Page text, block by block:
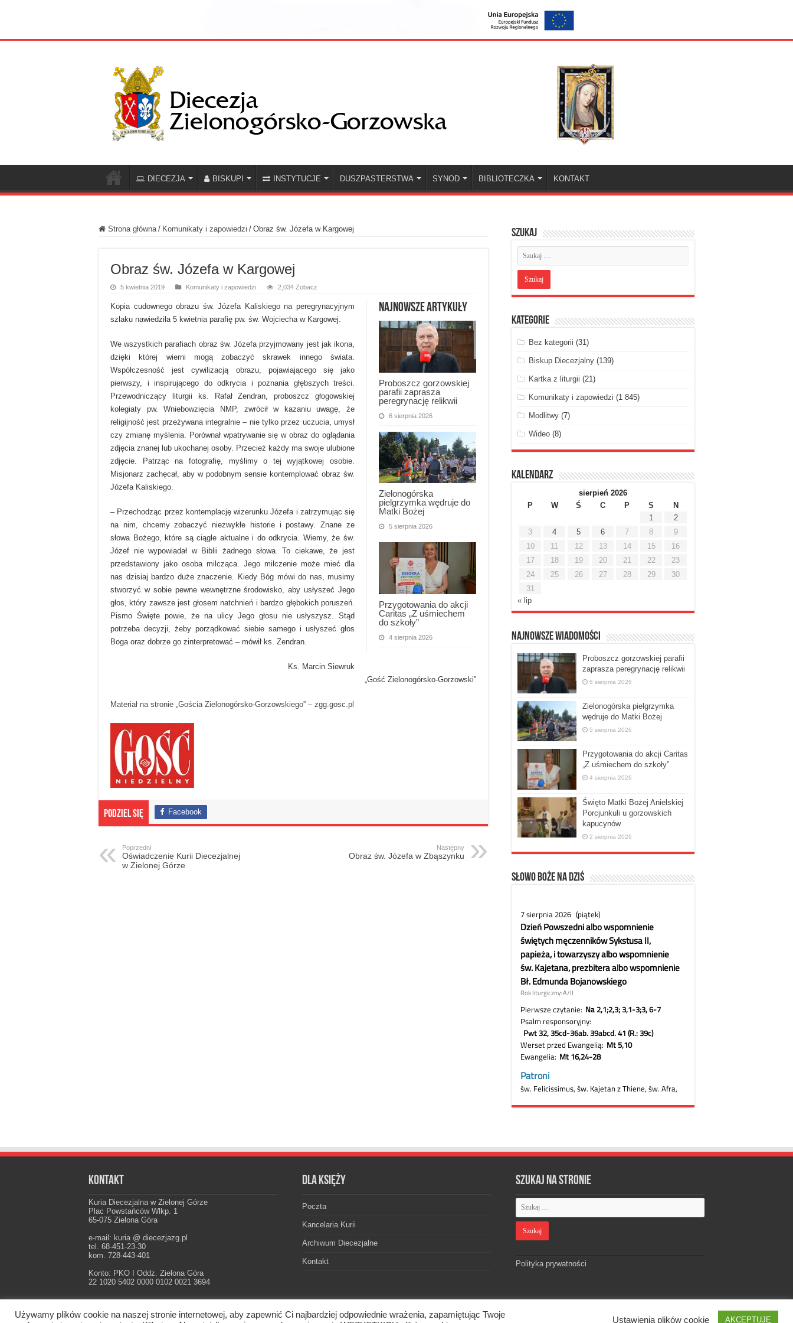
DIECEZJA BISKUPI INSTYTUCJE DUSZPASTERSTWA SYNOD BIBLIOTECZKA KONTAKT
Strona główna / Komunikaty i zapowiedzi / Obraz św. Józefa w Kargowej
Obraz św. Józefa w Kargowej
5 kwietnia 2019 Komunikaty i zapowiedzi 2,034 Zobacz
Najnowsze artykuły
Proboszcz gorzowskiej
parafii zaprasza
peregrynację relikwii
6 sierpnia 2026
Zielonogórska
pielgrzymka wędruje do
Matki Bożej
5 sierpnia 2026
Przygotowania do akcji
Caritas „Z uśmiechem
do szkoły”
4 sierpnia 2026
Kopia cudownego obrazu św. Józefa Kaliskiego na peregrynacyjnym
szlaku nawiedziła 5 kwietnia parafię pw. św. Wojciecha w Kargowej.
We wszystkich parafiach obraz św. Józefa przyjmowany jest jak ikona,
dzięki której wierni mogą zobaczyć skrawek innego świata.
Współczesność jest cywilizacją obrazu, pojawiającego się jako
pierwszy, i inspirującego do odkrycia i poznania głębszych treści.
Przewodniczący liturgii ks. Rafał Zendran, proboszcz głogowskiej
kolegiaty pw. Wniebowzięcia NMP, zwrócił w kazaniu uwagę, że
religijność jest przeżywana integralnie – nie tylko przez uczucia, umysł
czy zmianę myślenia. Porównał wpatrywanie się w obraz do oglądania
zdjęcia znanej lub ukochanej osoby. Przecież każdy ma swoje ulubione
zdjęcie. Patrząc na fotografię, myślimy o tej wyjątkowej osobie.
Misjonarz zachęcał, aby w podobnym sensie kontemplować obraz św.
Józefa Kaliskiego.
– Przechodząc przez kontemplację wizerunku Józefa i zatrzymując się
na nim, chcemy zobaczyć niezwykłe historie i postawy. Znane ze
słowa Bożego, które są ciągle aktualne i do odkrycia. Wiemy, że św.
Józef nie wypowiadał w Biblii żadnego słowa. To ciekawe, że jest
przedstawiony jako osoba milcząca. Jego milczenie może mieć dla
nas dzisiaj bardzo duże znaczenie. Kiedy Bóg mówi do nas, musimy
stworzyć w sobie pewne wewnętrzne środowisko, aby usłyszeć Jego
głos, który zawsze jest głosem natchnień i bardzo głębokich poruszeń.
Pismo Święte powie, że na ulicy Jego głosu nie usłyszysz. Stąd
potrzeba decyzji, żeby porządkować siebie samego i usłyszeć głos
Boga oraz dobrze go zinterpretować – mówił ks. Zendran.
Ks. Marcin Siewruk
„Gość Zielonogórsko-Gorzowski”
Materiał na stronie „Gościa Zielonogórsko-Gorzowskiego” – zgg.gosc.pl
Podziel się Facebook
Poprzedni
Oświadczenie Kurii Diecezjalnej
w Zielonej Górze
Następny
Obraz św. Józefa w Zbąszynku
Szukaj
Kategorie
Bez kategorii (31)
Biskup Diecezjalny(139)
Kartka z liturgii (21)
Komunikaty i zapowiedzi (1 845)
Modlitwy(7)
Wideo(8)
Kalendarz
sierpień 2026
P
W Ś C P S
N
1
2
3
4 5 6 7 8
9
10
11 12 13 14 15
16
17
18 19 20 21 22
23
24
25 26 27 28 29
30
31
« lip
Najnowsze Wiadomości
Proboszcz gorzowskiej parafii
zaprasza peregrynację relikwii
6 sierpnia 2026
Zielonogórska pielgrzymka
wędruje do Matki Bożej
5 sierpnia 2026
Przygotowania do akcji Caritas
„Z uśmiechem do szkoły”
4 sierpnia 2026
Święto Matki Bożej Anielskiej
Porcjunkuli u gorzowskich
kapucynów
2 sierpnia 2026
Słowo Boże na dziś
Kontakt
Kuria Diecezjalna w Zielonej Górze
Plac Powstańców Wlkp. 1
65-075 Zielona Góra
e-mail: kuria @ diecezjazg.pl
tel. 68-451-23-30
kom. 728-443-401
Konto: PKO I Oddz. Zielona Góra
22 1020 5402 0000 0102 0021 3694
Dla księży
Poczta
Kancelaria Kurii
Archiwum Diecezjalne
Kontakt
Szukaj na stronie
Polityka prywatności
Designed byWebdawid
Oficjalna strona Diecezji Zielonogórsko-Gorzowskiej. © 2026. Wszelkie prawa zastrzeżone.
Używamy plików cookie na naszej stronie internetowej, aby zapewnić Ci najbardziej odpowiednie wrażenia, zapamiętując Twoje
Ustawienia plików cookie AKCEPTUJĘ